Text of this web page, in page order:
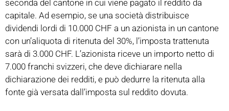
seconda del cantone in cui viene pagato il reddito da
capitale. Ad esempio, se una società distribuisce
dividendi lordi di 10.000 CHF a un azionista in un cantone
con un’aliquota di ritenuta del 30%, l’imposta trattenuta
sarà di 3.000 CHF. L’azionista riceve un importo netto di
7.000 franchi svizzeri, che deve dichiarare nella
dichiarazione dei redditi, e può dedurre la ritenuta alla
fonte già versata dall’imposta sul reddito dovuta.